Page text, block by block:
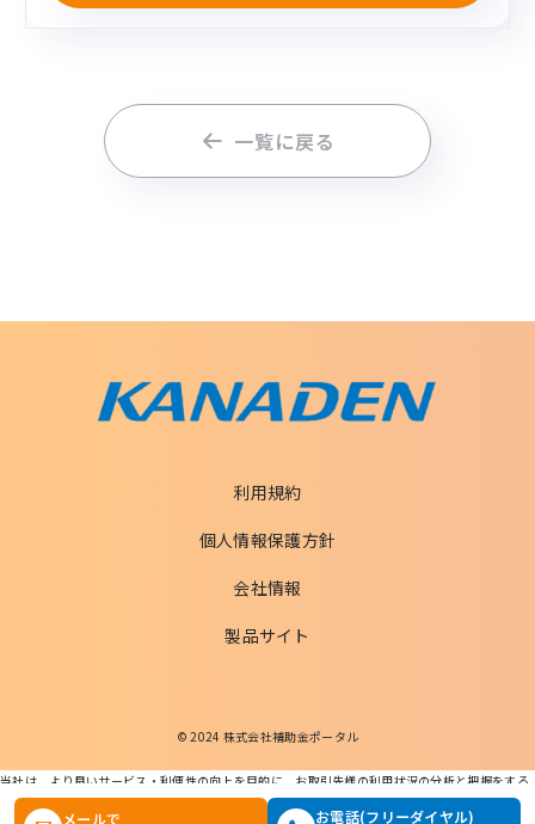
メールで お電話(フリーダイヤル)
一覧に戻る
利用規約
個人情報保護方針
会社情報
製品サイト
© 2024 株式会社補助金ポータル
当社は、より良いサービス・利便性の向上を目的に、お取引先様の利用状況の分析と把握をする
ためCookieを利用します。